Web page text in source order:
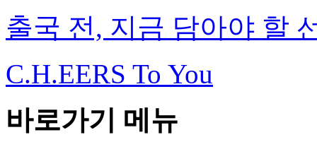
출국 전, 지금 담아야 할
C.H.EERS To You
바로가기 메뉴